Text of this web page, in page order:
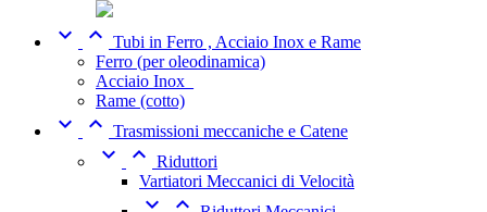
  Tubi in Ferro , Acciaio Inox e Rame
Ferro (per oleodinamica)
Acciaio Inox_
Rame (cotto)
  Trasmissioni meccaniche e Catene
  Riduttori
Vartiatori Meccanici di Velocità
 